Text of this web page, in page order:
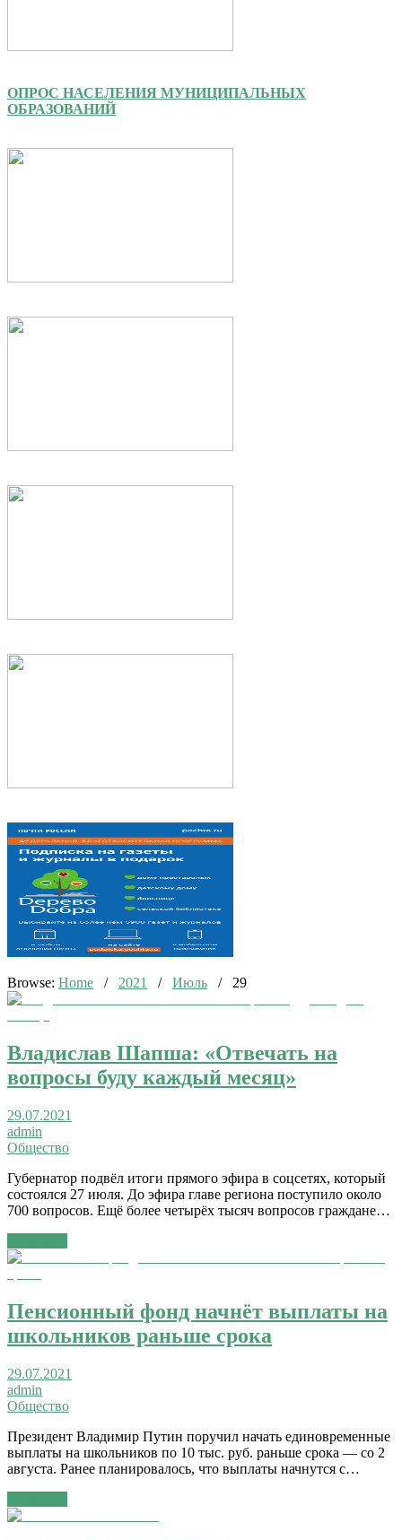
ОПРОС НАСЕЛЕНИЯ МУНИЦИПАЛЬНЫХ
ОБРАЗОВАНИЙ
Browse: Home / 2021 / Июль / 29
Владислав Шапша: «Отвечать на
вопросы буду каждый месяц»
29.07.2021
admin
Общество
Губернатор подвёл итоги прямого эфира в соцсетях, который
состоялся 27 июля. До эфира главе региона поступило около
700 вопросов. Ещё более четырёх тысяч вопросов граждане…
Пенсионный фонд начнёт выплаты на
школьников раньше срока
29.07.2021
admin
Общество
Президент Владимир Путин поручил начать единовременные
выплаты на школьников по 10 тыс. руб. раньше срока — со 2
августа. Ранее планировалось, что выплаты начнутся с…